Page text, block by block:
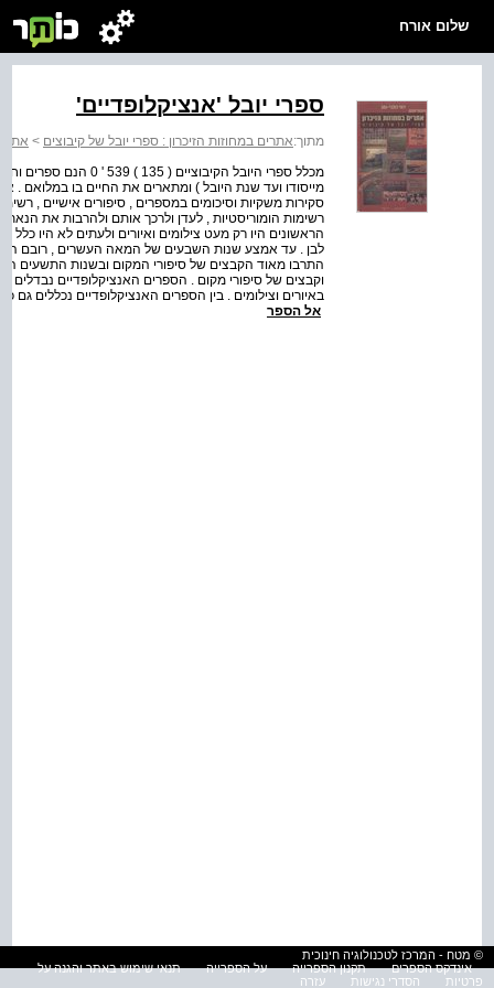
שלום אורח
ספרי יובל 'אנציקלופדיים'
מתוך:אתרים במחוזות הזיכרון : ספרי יובל של קיבוצים >
מכלל ספרי היובל
מייסודו ועד שנת היובל ) ומתארים את החיים בו במלואם .
סקירות משקיות וסיכומים במספרים , סיפורים אישיים ,
רשימות הומוריסטיות , לעדן ולרכך אותם ולהרבות את הנאת
הראשונים היו רק מעט צילומים ואיורים ולעתים לא היו
לבן . עד אמצע שנות השבעים של המאה העשרים , רובם
התרבו מאוד הקבצים של סיפורי המקום ובשנות התשעים
וקבצים של סיפורי מקום . הספרים האנציקלופדיים
באיורים וצילומים . בין הספרים האנציקלופדיים נכללים גם
אל הספר
© מטח - המרכז לטכנולוגיה חינוכית
אינדקס הספרים
תקנון הספרייה על הספרייה
תנאי שימוש באתר והגנה על
פרטיות
הסדרי נגישות עזרה